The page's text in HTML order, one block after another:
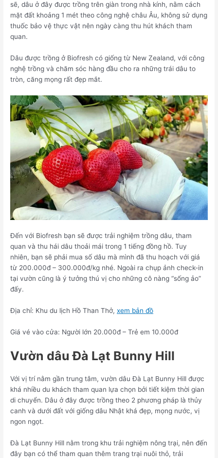
sẽ, dâu ở đây được trồng trên giàn trong nhà kính, nằm cách
mặt đất khoảng 1 mét theo công nghệ châu Âu, không sử dụng
thuốc bảo vệ thực vật nên ngày càng thu hút khách tham
quan.
Dâu được trồng ở Biofresh có giống từ New Zealand, với công
nghệ trồng và chăm sóc hàng đầu cho ra những trái dâu to
tròn, căng mọng rất đẹp mắt.
Đến với Biofresh bạn sẽ được trải nghiệm trồng dâu, tham
quan và thu hái dâu thoải mái trong 1 tiếng đồng hồ. Tuy
nhiên, bạn sẽ phải mua số dâu mà mình đã thu hoạch với giá
từ 200.000đ – 300.000đ/kg nhé. Ngoài ra chụp ảnh check-in
tại vườn cũng là ý tưởng thú vị cho những cô nàng “sống ảo”
đấy.
Địa chỉ: Khu du lịch Hồ Than Thở,xem bản đồ
Giá vé vào cửa: Người lớn 20.000đ – Trẻ em 10.000đ
Vườn dâu Đà Lạt Bunny Hill
Với vị trí nằm gần trung tâm, vườn dâu Đà Lạt Bunny Hill được
khá nhiều du khách tham quan lựa chọn bởi tiết kiệm thời gian
di chuyển. Dâu ở đây được trồng theo 2 phương pháp là thủy
canh và dưới đất với giống dâu Nhật khá đẹp, mọng nước, vị
ngon ngọt.
Đà Lạt Bunny Hill nằm trong khu trải nghiệm nông trại, nên đến
đây bạn có thể tham quan thêm trang trại nuôi thỏ, trải